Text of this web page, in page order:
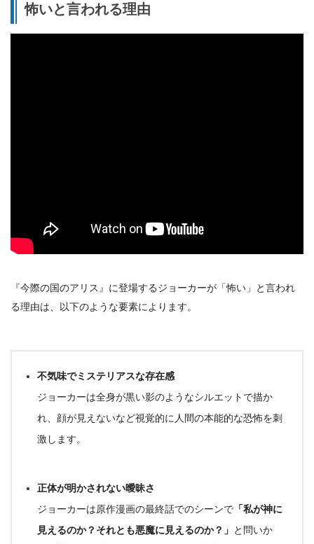
怖いと言われる理由
『今際の国のアリス』に登場するジョーカーが「怖い」と言われ
る理由は、以下のような要素によります。
不気味でミステリアスな存在感
ジョーカーは全身が黒い影のようなシルエットで描か
れ、顔が見えないなど視覚的に 人間の本能的な恐怖を刺
激します。
正体が明かされない曖昧さ
ジョーカーは原作漫画の最終話でのシーンで 「私が神に
見えるのか？それとも悪魔に見えるのか？」 と問いか